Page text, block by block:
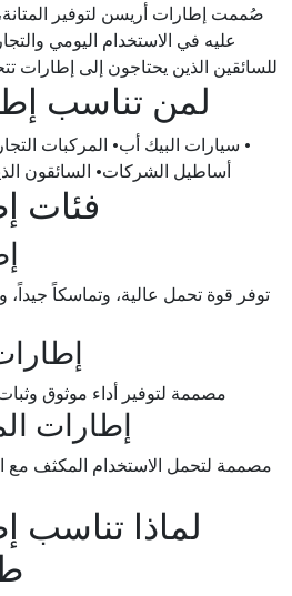
صُممت إطارات أريسن لتوفير المتانة،
عليه في الاستخدام اليومي
للسائقين الذين يحتاجون إلى إطارات
لمن تناسب
• سيارات البيك أب• المركبات
أساطيل الشركات• السائقون
فئات
توفر قوة تحمل عالية، وتماسكاً جيداً،
مصممة لتوفير أداء موثوق
إطارات
مصممة لتحمل الاستخدام المكثف مع
لماذا تناسب